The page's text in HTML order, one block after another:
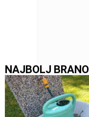
NAJBOLJ BRANO